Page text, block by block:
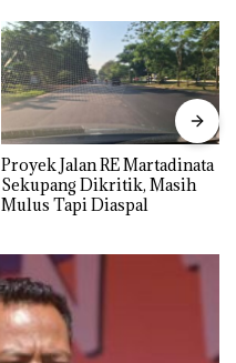
Proyek Jalan RE Martadinata
Sekupang Dikritik, Masih
Mulus Tapi Diaspal